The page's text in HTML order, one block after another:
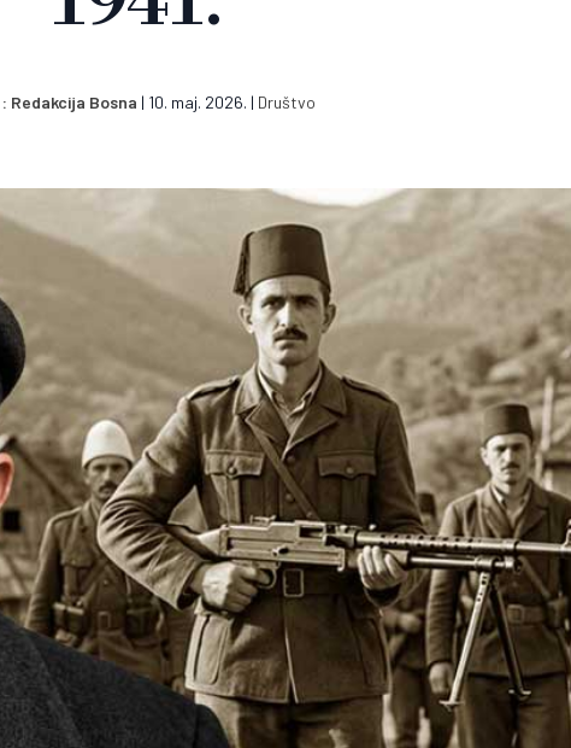
Redakcija Bosna | 10. maj. 2026. | Društvo